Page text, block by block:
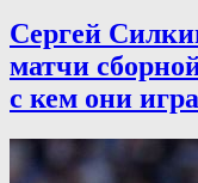
Сергей
матчи
с кем они